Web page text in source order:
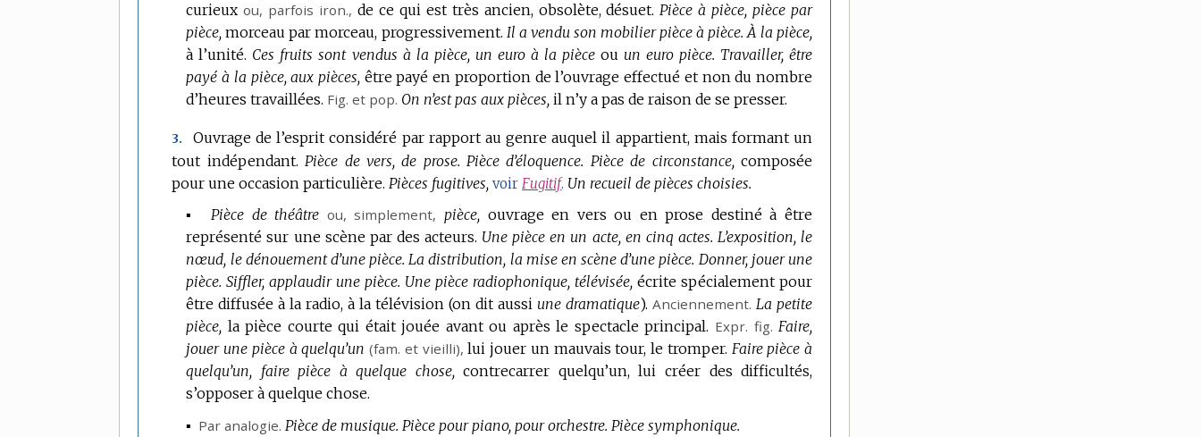
curieuxou, parfois iron., de ce qui est très ancien, obsolète, désuet. Pièce à pièce, pièce par
pièce, morceau par morceau, progressivement. Il a vendu son mobilier pièce à pièce. À la pièce,
à l’unité. Ces fruits sont vendus à la pièce, un euro à la pièceou un euro pièce. Travailler, être
payé à la pièce, aux pièces, être payé en proportion de l’ouvrage effectué et non du nombre
d’heures travaillées. Fig. et pop. On n’est pas aux pièces, il n’y a pas de raison de se presser.
3.
Ouvrage de l’esprit considéré par rapport au genre auquel il appartient, mais formant un
tout indépendant. Pièce de vers, de prose. Pièce d’éloquence. Pièce de circonstance, composée
pour une occasion particulière. Pièces fugitives, voir Fugitif. Un recueil de pièces choisies.
▪Pièce de théâtre ou, simplement, pièce, ouvrage en vers ou en prose destiné à être
représenté sur une scène par des acteurs. Une pièce en un acte, en cinq actes. L’exposition, le
nœud, le dénouement d’une pièce. La distribution, la mise en scène d’une pièce. Donner, jouer une
pièce. Siffler, applaudir une pièce. Une pièce radiophonique, télévisée, écrite spécialement pour
être diffusée à la radio, à la télévision (on dit aussi une dramatique). Anciennement. La petite
pièce, la pièce courte qui était jouée avant ou après le spectacle principal. Expr. fig. Faire,
jouer une pièce à quelqu’un (fam. et vieilli), lui jouer un mauvais tour, le tromper. Faire pièce à
quelqu’un, faire pièce à quelque chose, contrecarrer quelqu’un, lui créer des difficultés,
s’opposer à quelque chose.
▪ Par analogie. Pièce de musique. Pièce pour piano, pour orchestre. Pièce symphonique.